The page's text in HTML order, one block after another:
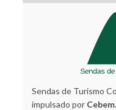
Sendas de Turismo
impulsado por Cebem